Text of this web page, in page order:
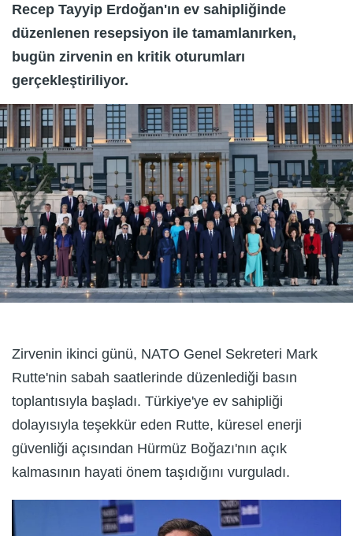
Recep Tayyip Erdoğan'ın ev sahipliğinde
düzenlenen resepsiyon ile tamamlanırken,
bugün zirvenin en kritik oturumları
gerçekleştiriliyor.
Zirvenin ikinci günü, NATO Genel Sekreteri Mark
Rutte'nin sabah saatlerinde düzenlediği basın
toplantısıyla başladı. Türkiye'ye ev sahipliği
dolayısıyla teşekkür eden Rutte, küresel enerji
güvenliği açısından Hürmüz Boğazı'nın açık
kalmasının hayati önem taşıdığını vurguladı.